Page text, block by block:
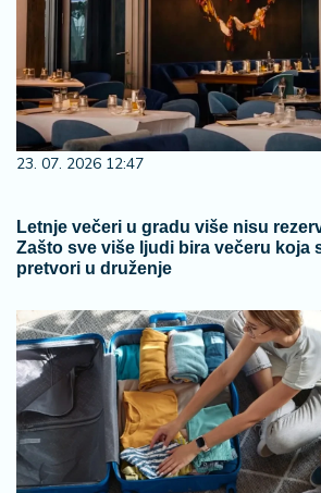
23. 07. 2026 12:47
Letnje večeri u gradu više nisu
Zašto sve više ljudi bira večeru koja
pretvori u druženje